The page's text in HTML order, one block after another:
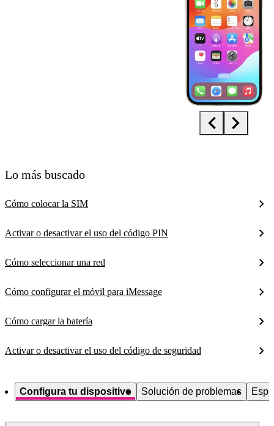
Lo más buscado
Cómo colocar la SIM
Activar o desactivar el uso del código PIN
Cómo seleccionar una red
Cómo configurar el móvil para iMessage
Cómo cargar la batería
Activar o desactivar el uso del código de seguridad
Configura tu dispositivo Solución de problemas